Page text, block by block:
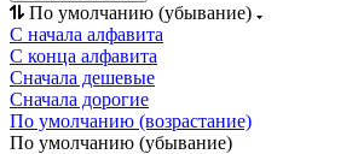
По умолчанию (убывание)
С начала алфавита
С конца алфавита
Сначала дешевые
Сначала дорогие
По умолчанию (возрастание)
По умолчанию (убывание)